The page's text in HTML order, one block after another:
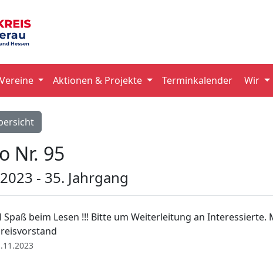
Vereine Aktionen & Projekte Terminkalender Wir
Nr. 95
- 35. Jahrgang
Spaß beim Lesen !!! Bitte um Weiterleitung an Interessierte.